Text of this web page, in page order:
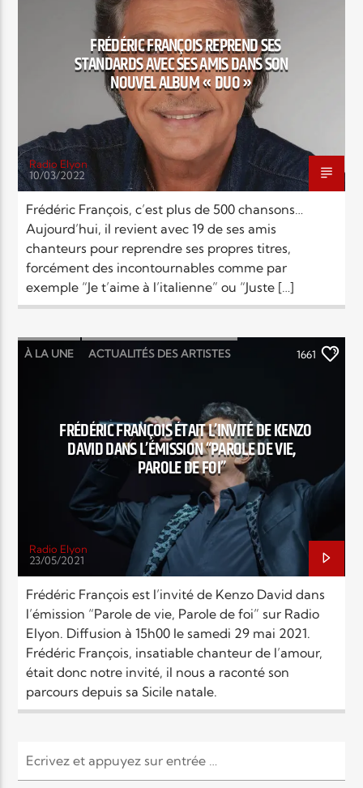
Radio Elyon
Elyon Rhema
Elyon Hits
FRÉDÉRIC FRANÇOIS REPREND SES
STANDARDS AVEC SES AMIS DANS SON
NOUVEL ALBUM « DUO »
Radio Elyon
10/03/2022
Frédéric François, c’est plus de 500 chansons…
Aujourd’hui, il revient avec 19 de ses amis
chanteurs pour reprendre ses propres titres,
forcément des incontournables comme par
exemple “Je t’aime à l’italienne” ou “Juste […]
À LA UNE ACTUALITÉS DES ARTISTES 1661
FRÉDÉRIC FRANÇOIS ÉTAIT L’INVITÉ DE KENZO
DAVID DANS L’ÉMISSION “PAROLE DE VIE,
PAROLE DE FOI”
Radio Elyon
23/05/2021
Frédéric François est l’invité de Kenzo David dans
l’émission “Parole de vie, Parole de foi” sur Radio
Elyon. Diffusion à 15h00 le samedi 29 mai 2021.
Frédéric François, insatiable chanteur de l’amour,
était donc notre invité, il nous a raconté son
parcours depuis sa Sicile natale.